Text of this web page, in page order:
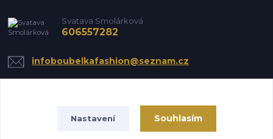
Svatava Smolárková
606557282
infoboubelkafashion@seznam.cz
Nastavení Souhlasím